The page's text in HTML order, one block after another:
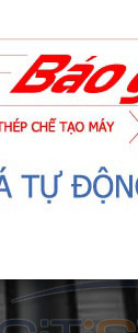
công Khuôn mẫu và